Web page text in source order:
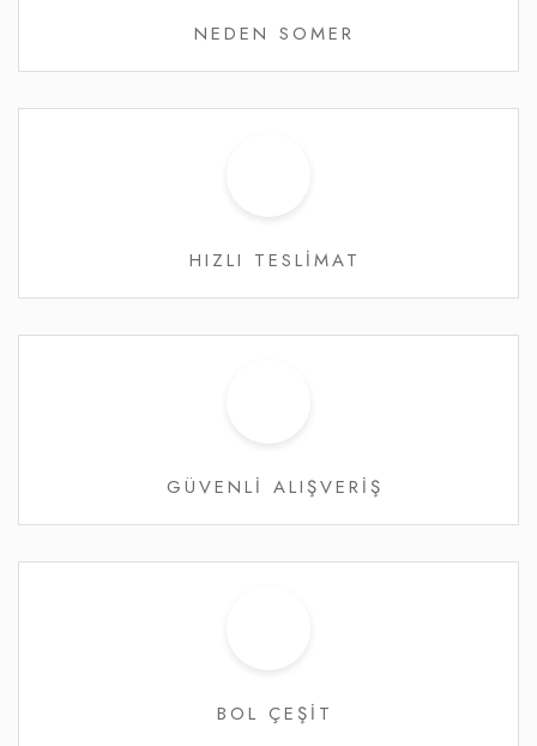
NEDEN SOMER
HIZLI TESLİMAT
GÜVENLİ ALIŞVERİŞ
BOL ÇEŞİT